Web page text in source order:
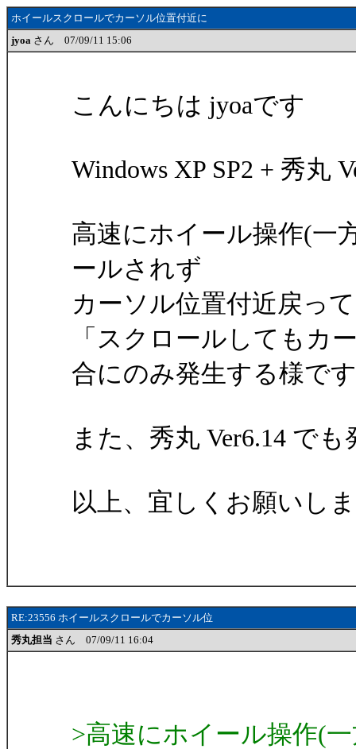
ホイールスクロールでカーソル位置付近に
jyoa さん 07/09/11 15:06
こんにちは jyoaです
Windows XP SP2 + 秀丸
高速にホイール操作(一
ールされず
カーソル位置付近戻っ
「スクロールしてもカ
合にのみ発生する様で
また、秀丸 Ver6.14 で
以上、宜しくお願いし
RE:23556 ホイールスクロールでカーソル位
秀丸担当 さん 07/09/11 16:04
>高速にホイール操作(